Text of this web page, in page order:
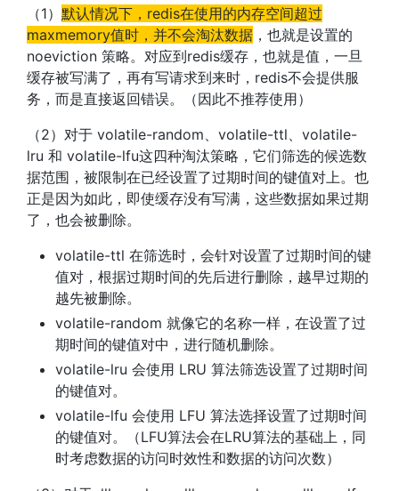
（1） 默认情况下，redis在使用的内存空间超过
maxmemory值时，并不会淘汰数据 ，也就是设置的
noeviction 策略。对应到redis缓存，也就是值，一旦
缓存被写满了，再有写请求到来时，redis不会提供服
务，而是直接返回错误。（因此不推荐使用）
（2）对于 volatile-random、volatile-ttl、volatile-
lru 和 volatile-lfu这四种淘汰策略，它们筛选的候选数
据范围，被限制在已经设置了过期时间的键值对上。也
正是因为如此，即使缓存没有写满，这些数据如果过期
了，也会被删除。
volatile-ttl 在筛选时，会针对设置了过期时间的键
值对，根据过期时间的先后进行删除，越早过期的
越先被删除。
volatile-random 就像它的名称一样，在设置了过
期时间的键值对中，进行随机删除。
volatile-lru 会使用 LRU 算法筛选设置了过期时间
的键值对。
volatile-lfu 会使用 LFU 算法选择设置了过期时间
的键值对。（LFU算法会在LRU算法的基础上，同
时考虑数据的访问时效性和数据的访问次数）